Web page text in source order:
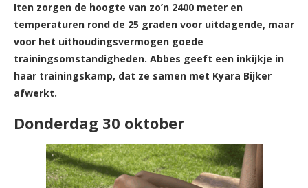
Iten zorgen de hoogte van zo’n 2400 meter en
temperaturen rond de 25 graden voor uitdagende, maar
voor het uithoudingsvermogen goede
trainingsomstandigheden. Abbes geeft een inkijkje in
haar trainingskamp, dat ze samen met Kyara Bijker
afwerkt.
Donderdag 30 oktober